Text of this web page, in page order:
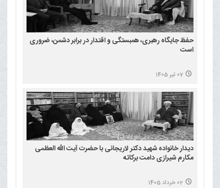
حفظ جایگاه رهبری، همبستگی و اقتدار در برابر دشمن، ضروری
است
07 تیر 1405
دیدار خانواده شهید دکتر لاریجانی با حضرت آیت الله العظمی
مکارم شیرازی دامت برکاته
02 خرداد 1405